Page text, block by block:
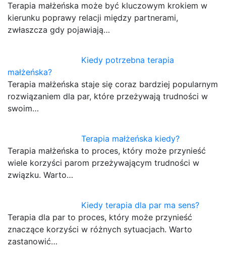
Terapia małżeńska może być kluczowym krokiem w
kierunku poprawy relacji między partnerami,
zwłaszcza gdy pojawiają…
Kiedy potrzebna terapia
małżeńska?
Terapia małżeńska staje się coraz bardziej popularnym
rozwiązaniem dla par, które przeżywają trudności w
swoim…
Terapia małżeńska kiedy?
Terapia małżeńska to proces, który może przynieść
wiele korzyści parom przeżywającym trudności w
związku. Warto…
Kiedy terapia dla par ma sens?
Terapia dla par to proces, który może przynieść
znaczące korzyści w różnych sytuacjach. Warto
zastanowić…